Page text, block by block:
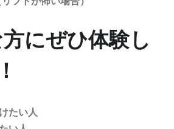
にぜひ体験し
たい人